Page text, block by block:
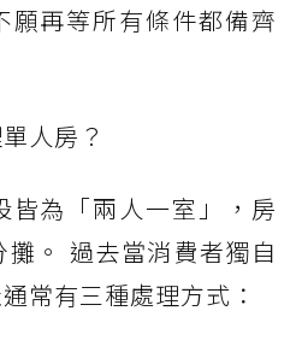
願再等所有條件都備齊
人房？
皆為「兩人一室」，房
。 過去當消費者獨自
常有三種處理方式：